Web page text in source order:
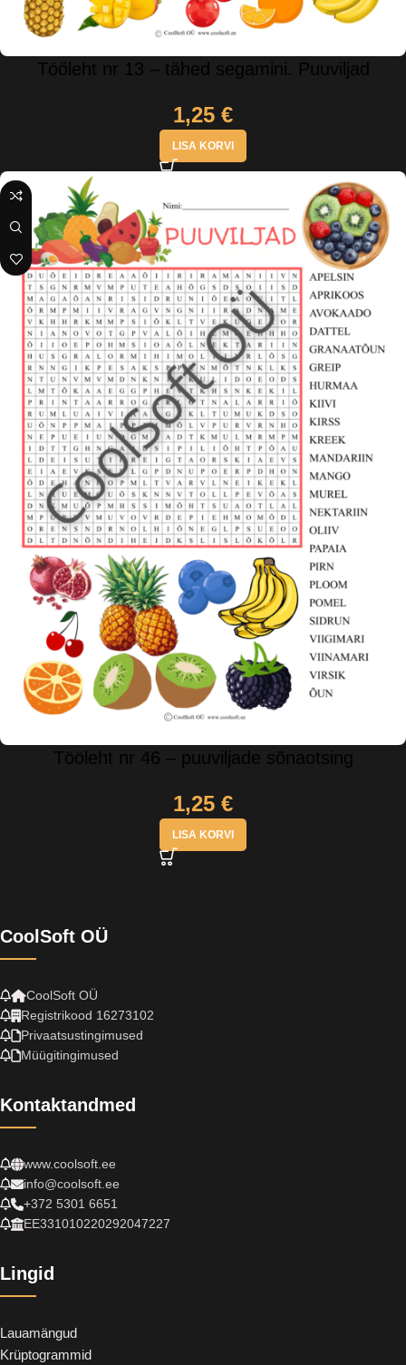
Tööleht nr 13 – tähed segamini. Puuviljad
1,25 €
LISA KORVI
Tööleht nr 46 – puuviljade sõnaotsing
1,25 €
LISA KORVI
CoolSoft OÜ
CoolSoft OÜ
Registrikood 16273102
Privaatsustingimused
Müügitingimused
Kontaktandmed
www.coolsoft.ee
info@coolsoft.ee
+372 5301 6651
EE331010220292047227
Lingid
Lauamängud
Krüptogrammid